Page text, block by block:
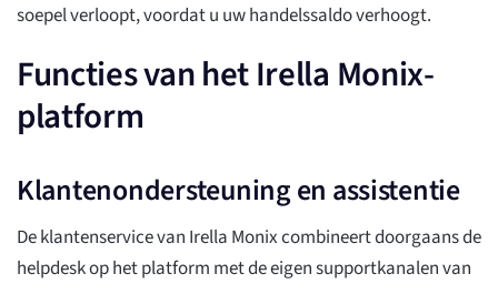
soepel verloopt, voordat u uw handelssaldo verhoogt.
Functies van het Irella Monix-
platform
Klantenondersteuning en assistentie
De klantenservice van Irella Monix combineert doorgaans de
helpdesk op het platform met de eigen supportkanalen van